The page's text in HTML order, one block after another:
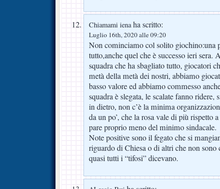
Chiamami ienaha scritto:
Luglio 16th, 2020 alle 09:20
Non cominciamo col solito giochino:una
tutto,anche quel che è successo ieri sera.
squadra che ha sbagliato tutto, giocatori
metà della metà dei nostri, abbiamo
basso valore ed abbiamo commesso
squadra è slegata, le scalate fanno ridere,
in dietro, non c’è la minima
da un po’, che la rosa vale di più rispetto
pare proprio meno del minimo sindacale.
Note positive sono il fegato che si
riguardo di Chiesa o di altri che non
quasi tutti i “tifosi” dicevano.